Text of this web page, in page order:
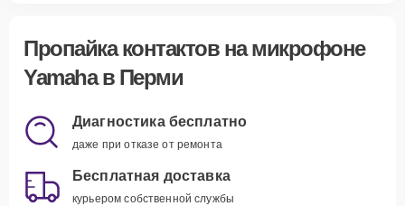
Пропайка контактовна микрофоне
Yamaha в Перми
Диагностика бесплатно
даже при отказе от ремонта
Бесплатная доставка
курьером собственной службы